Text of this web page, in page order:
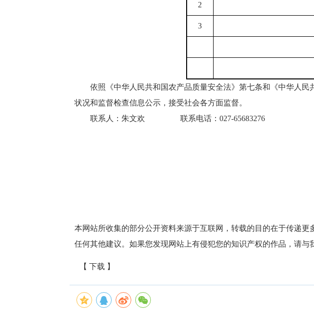
2
3
依照《中华人民共和国农产品质量安全法》第七条和《中华人
状况和监督检查信息公示，接受社会各方面监督。
联系人：朱文欢 联系电话：027-
本网站所收集的部分公开资料来源于互联网，转载的目的在于传递
任何其他建议。如果您发现网站上有侵犯您的知识产权的作品，请与
【 下载 】